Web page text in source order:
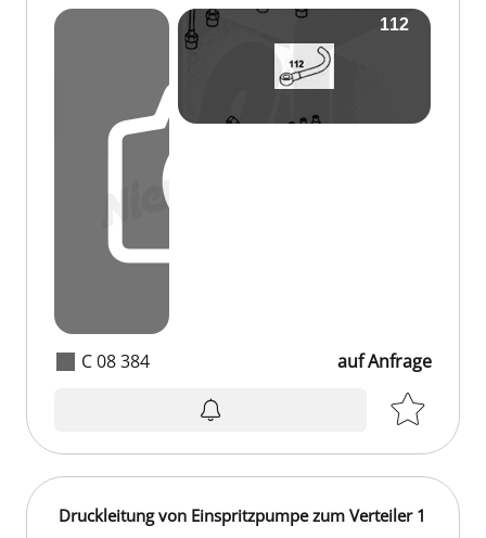
C 08 384 auf Anfrage
Druckleitung von Einspritzpumpe zum Verteiler 1